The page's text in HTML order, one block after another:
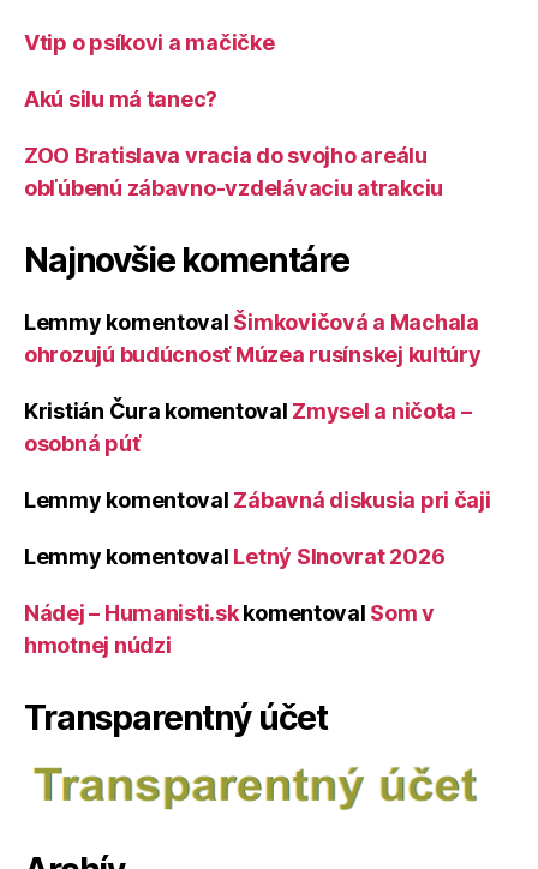
Vtip o psíkovi a mačičke
Akú silu má tanec?
ZOO Bratislava vracia do svojho areálu
obľúbenú zábavno-vzdelávaciu atrakciu
Najnovšie komentáre
Lemmy komentoval Šimkovičová a Machala
ohrozujú budúcnosť Múzea rusínskej kultúry
Kristián Čura komentoval Zmysel a ničota –
osobná púť
Lemmy komentoval Zábavná diskusia pri čaji
Lemmy komentoval Letný Slnovrat 2026
Nádej – Humanisti.skkomentoval Som v
hmotnej núdzi
Transparentný účet